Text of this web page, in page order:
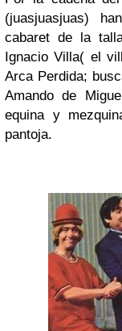
(juasjuasjuas)
cabaret de la
Ignacio Villa( el
Arca Perdida;
Amando de
equina y
pantoja.